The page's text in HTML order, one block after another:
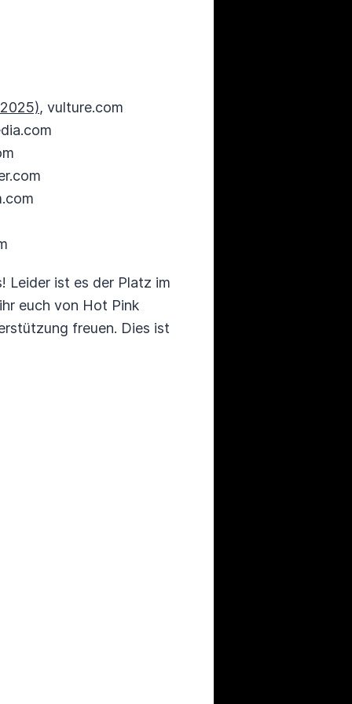
, vulture.com
Leider ist es der Platz im
euch von Hot Pink
freuen. Dies ist